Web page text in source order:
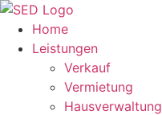
Zum
Inhalt
springen
Home
Leistungen
Verkauf
Vermietung
Hausverwaltung